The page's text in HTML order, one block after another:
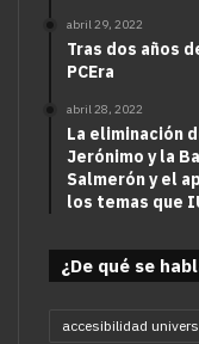
abril 29, 2022
Tras dos años
PCEra
abril 28, 2022
La eliminación
Jerónimo y la
Salmerón y el
los temas que
¿De qué se
accesibilidad